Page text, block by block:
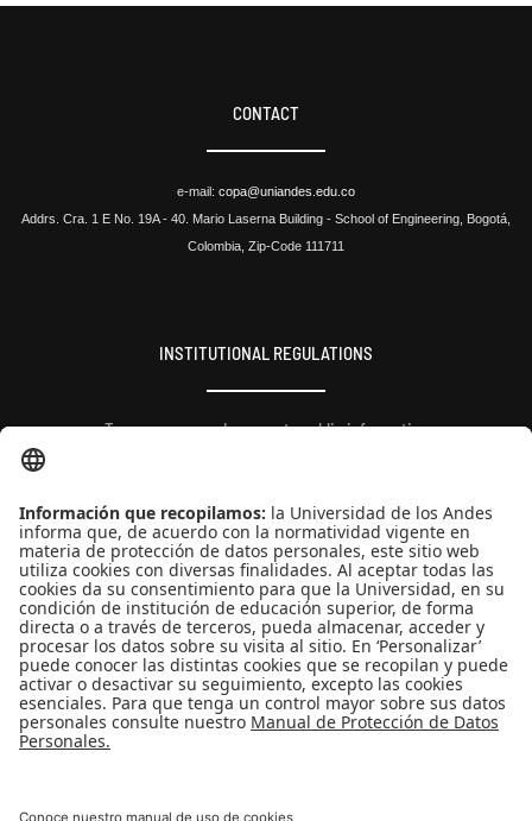
CONTACT
e-mail: copa@uniandes.edu.co
Addrs. Cra. 1 E No. 19A - 40. Mario Laserna Building - School of Engineering, Bogotá,
Colombia, Zip-Code 111711
INSTITUTIONAL REGULATIONS
Transparency and access to public information
QUICK LINKS
People Contact News
Minjusticia.